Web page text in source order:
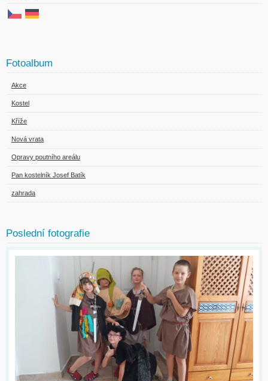
Fotoalbum
Akce
Kostel
Kříže
Nová vrata
Opravy poutního areálu
Pan kostelník Josef Batík
zahrada
Poslední fotografie